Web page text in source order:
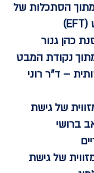
מתוך הסתכלות של
טיפולים ממוקדי רגש (EFT)
כהן גנור
מתוך נקודת המבט
– ד"ר רוני
מזווית של גישת
ברושי
מזווית של גישת